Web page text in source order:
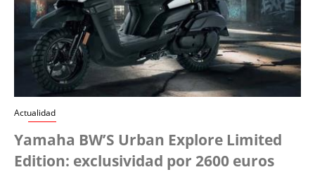
Actualidad
Yamaha BW’S Urban Explore Limited
Edition: exclusividad por 2600 euros